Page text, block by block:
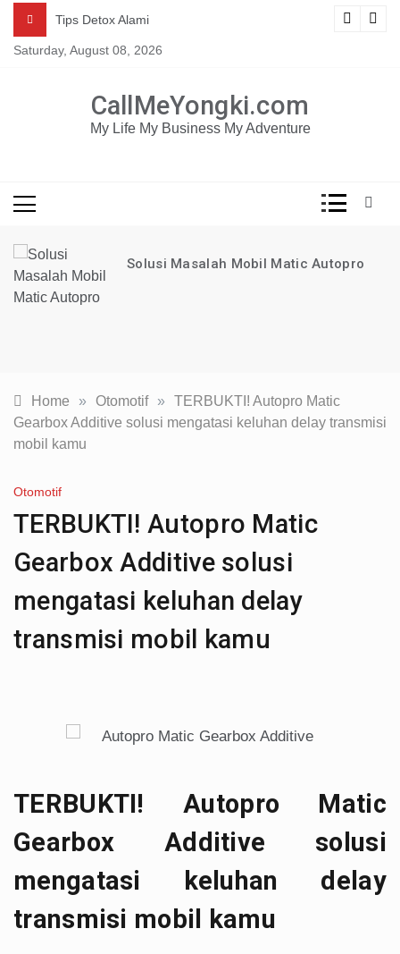
Mau dapat tutorial digital marketing GRATIS selama 1
content
Tips Detox Alami
Saturday, August 08, 2026
CallMeYongki.com
My Life My Business My Adventure
Solusi Masalah Mobil Matic Autopro
Home » Otomotif » TERBUKTI! Autopro Matic
Gearbox Additive solusi mengatasi keluhan delay transmisi
mobil kamu
Otomotif
TERBUKTI! Autopro Matic
Gearbox Additive solusi
mengatasi keluhan delay
transmisi mobil kamu
TERBUKTI! Autopro Matic
Gearbox Additive solusi
mengatasi keluhan delay
transmisi mobil kamu